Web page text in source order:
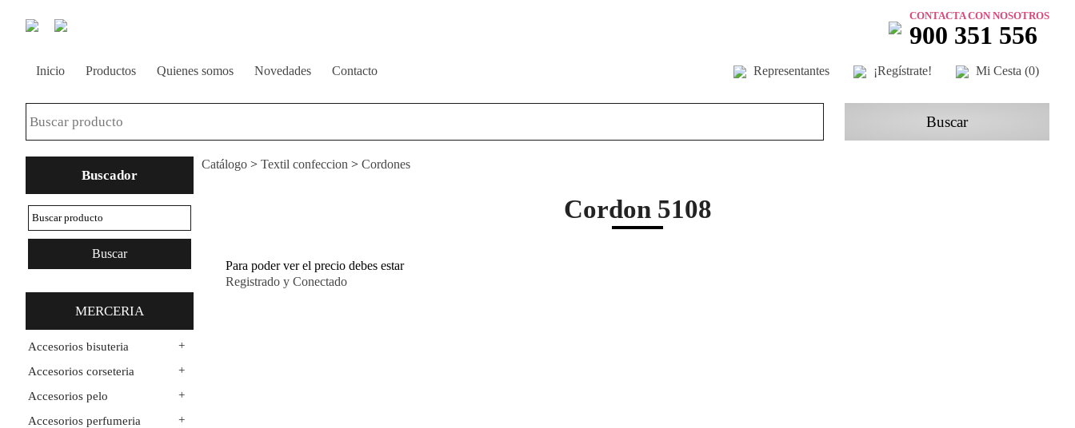
CONTACTA CON NOSOTROS
900 351 556
Inicio Productos Quienes somos Novedades Contacto Representantes ¡Regístrate! Mi Cesta (0)
Buscador
MERCERIA
Accesorios bisuteria
+
Accesorios corseteria
+
Accesorios pelo
+
Accesorios perfumeria
+
Catálogo > Textil confeccion > Cordones
Cordon 5108
Para poder ver el precio debes estar
Registrado y Conectado